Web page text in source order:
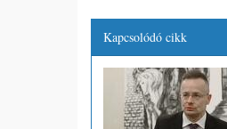
Kapcsolódó cikk